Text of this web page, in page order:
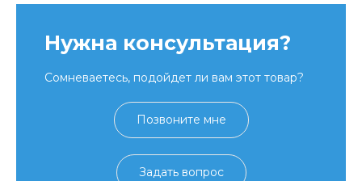
Нужна консультация?
Сомневаетесь, подойдет ли вам этот товар?
Позвоните мне
Задать вопрос